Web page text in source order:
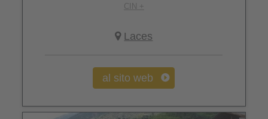
CIN +
Laces
al sito web